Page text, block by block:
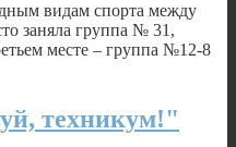
видам спорта между
заняла группа № 31,
месте – группа №12-8
техникум!"